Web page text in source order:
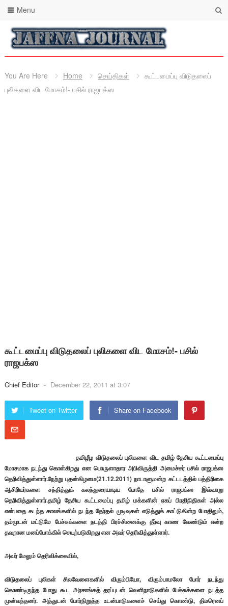
Menu
You Are Here Home செய்திகள்
கூட்டமைப்பு விடுதலைப்
புலிகளை விட மோசம்!- பசில் ராஜபக்ஸ
கூட்டமைப்பு விடுதலைப் புலிகளை விட மோசம்!- பசில்
ராஜபக்ஸ
Chief Editor - December 22, 2011 at 3:07
Tweet on Twitter Share on Facebook
தமிழீழ விடுதலைப் புலிகளை விட தமிழ் தேசிய கூட்டமைப்பு
மோசமாக நடந்து கொள்கிறது என பொருளாதார அபிவிருத்தி அமைச்சர் பசில் ராஜபக்ஸ
தெரிவித்துள்ளார்.நேற்று புதன்கிழமை(21.12.2011) நாடாளுமன்ற கட்டடத்தில் பத்திரிகை
ஆசிரியர்களை சந்தித்துக் கலந்துரையாடிய போதே பசில் ராஜபக்ஸ இவ்வாறு
தெரிவித்துள்ளார்.தமிழ் தேசிய கூட்டமைப்பு தமிழ் மக்களின் ஏகப் பிரதிநிதிகள் அல்ல
என்பதை கடந்த காலங்களில் நடந்த தேர்தல் முடிவுகள் எடுத்துக் காட்டுகின்ற போதிலும்,
தம்முடன் மட்டுமே பேச்சுக்களை நடத்தி பிரச்சினைக்கு தீர்வு காண வேண்டும் என்ற
தவறான மனப்போக்கில் செயற்படுகிறது என அவர் தெரிவித்துள்ளார்.
அவர் மேலும் தெரிவிக்கையில்,
விடுதலைப் புலிகள் சிலவேளைகளில் விரும்பியோ, விரும்பாமலோ போர் நடந்து
கொண்டிருந்த போது கூட அரசாங்கத் தரப்புடன் வெளிநாடுகளில் பேச்சுக்களை நடத்த
முன்வந்தனர். அத்துடன் போர்நிறுத்த உடன்பாடுகளைச் செய்து கொண்டு, திடீரெனப்